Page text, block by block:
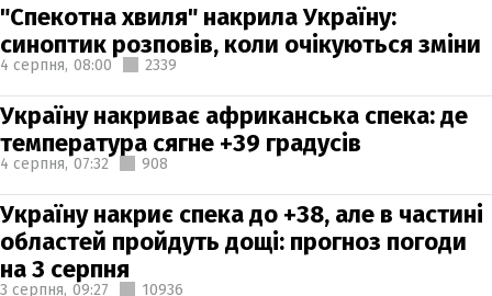
"Спекотна хвиля" накрила Україну:
синоптик розповів, коли очікуються зміни
4 серпня, 08:00 2339
Україну накриває африканська спека: де
температура сягне +39 градусів
4 серпня, 07:32 908
Україну накриє спека до +38, але в частині
областей пройдуть дощі: прогноз погоди
на 3 серпня
3 серпня, 09:27 10936